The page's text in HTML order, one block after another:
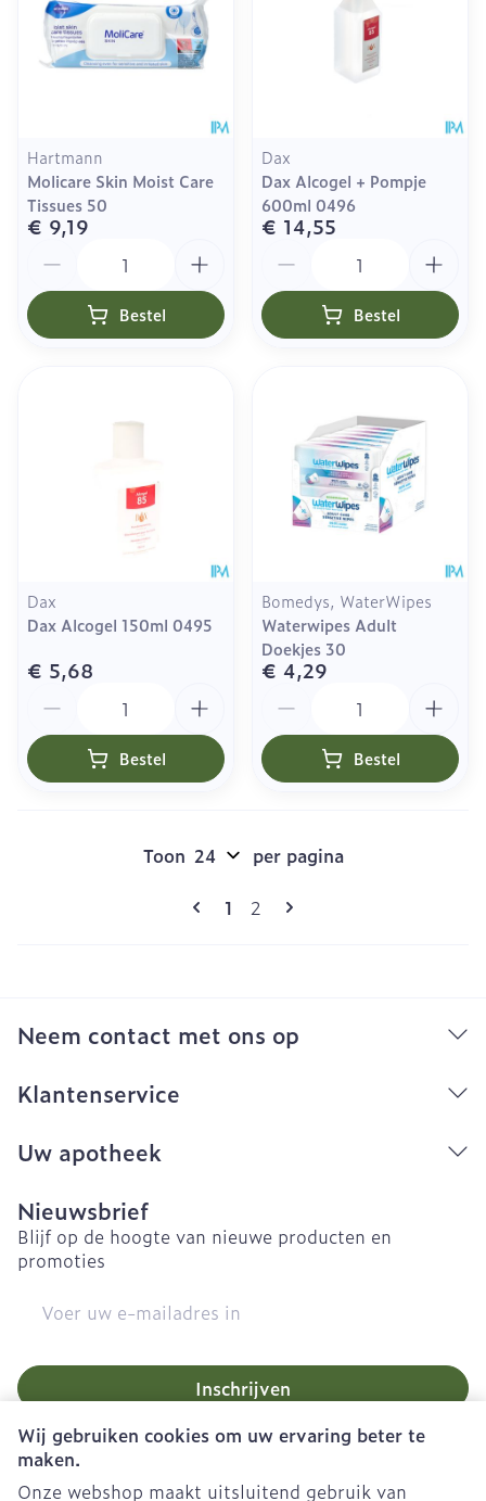
Wij gebruiken cookies om uw ervaring beter te
maken.
Onze webshop maakt uitsluitend gebruik van
Hartmann
Molicare Skin Moist Care
Tissues 50
€ 9,19
Bestel
Dax
Dax Alcogel + Pompje
600ml 0496
€ 14,55
Bestel
Dax
Dax Alcogel 150ml 0495
€ 5,68
Bestel
Bomedys, WaterWipes
Waterwipes Adult
Doekjes 30
€ 4,29
Bestel
Pagina's
U lees momenteel pagina
1 Pagina
2
Toon per pagina
Neem contact met ons op
Klantenservice
Uw apotheek
Nieuwsbrief
Blijf op de hoogte van nieuwe producten en
promoties
Inschrijven
Door op inschrijven te klikken, schrijft u zich in voor onze
nieuwsbrief en gaat u akkoord met onze